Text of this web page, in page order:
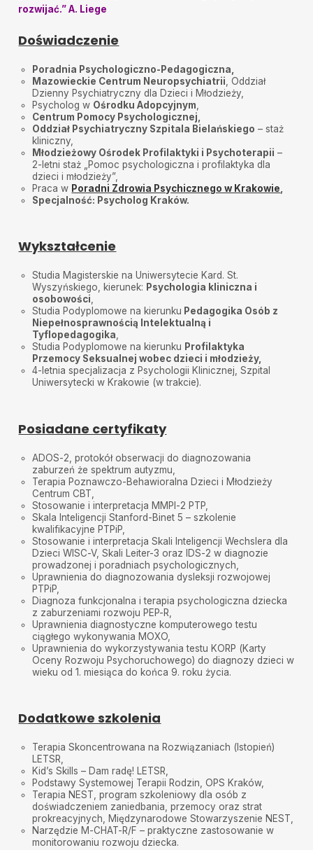
rozwijać.” A. Liege
Doświadczenie
Poradnia Psychologiczno-Pedagogiczna,
Mazowieckie Centrum Neuropsychiatrii , Oddział
Dzienny Psychiatryczny dla Dzieci i Młodzieży,
Psycholog w Ośrodku Adopcyjnym
Centrum Pomocy Psychologicznej,
Oddział Psychiatryczny Szpitala Bielańskiego – staż
kliniczny,
Młodzieżowy Ośrodek Profilaktyki i Psychoterapii –
2-letni staż „Pomoc psychologiczna i profilaktyka dla
dzieci i młodzieży”,
Praca w Poradni Zdrowia Psychicznego w Krakowie
Specjalność: Psycholog Kraków.
Wykształcenie
Studia Magisterskie na Uniwersytecie Kard. St.
Wyszyńskiego, kierunek: Psychologia kliniczna i
osobowości
Studia Podyplomowe na kierunku Pedagogika Osób z
Niepełnosprawnością Intelektualną i
Tyflopedagogika
Studia Podyplomowe na kierunku Profilaktyka
Przemocy Seksualnej wobec dzieci i młodzieży,
4-letnia specjalizacja z Psychologii Klinicznej, Szpital
Uniwersytecki w Krakowie (w trakcie).
Posiadane certyfikaty
ADOS-2, protokół obserwacji do diagnozowania
zaburzeń że spektrum autyzmu,
Terapia Poznawczo-Behawioralna Dzieci i Młodzieży
Centrum CBT,
Stosowanie i interpretacja MMPI-2 PTP,
Skala Inteligencji Stanford-Binet 5 – szkolenie
kwalifikacyjne PTPiP,
Stosowanie i interpretacja Skali Inteligencji Wechslera dla
Dzieci WISC-V, Skali Leiter-3 oraz IDS-2 w diagnozie
prowadzonej i poradniach psychologicznych,
Uprawnienia do diagnozowania dysleksji rozwojowej
PTPiP,
Diagnoza funkcjonalna i terapia psychologiczna dziecka
z zaburzeniami rozwoju PEP-R,
Uprawnienia diagnostyczne komputerowego testu
ciągłego wykonywania MOXO,
Uprawnienia do wykorzystywania testu KORP (Karty
Oceny Rozwoju Psychoruchowego) do diagnozy dzieci w
wieku od 1. miesiąca do końca 9. roku życia.
Dodatkowe szkolenia
Terapia Skoncentrowana na Rozwiązaniach (Istopień)
LETSR,
Kid’s Skills – Dam radę! LETSR,
Podstawy Systemowej Terapii Rodzin, OPS Kraków,
Terapia NEST, program szkoleniowy dla osób z
doświadczeniem zaniedbania, przemocy oraz strat
prokreacyjnych, Międzynarodowe Stowarzyszenie NEST,
Narzędzie M-CHAT-R/F – praktyczne zastosowanie w
monitorowaniu rozwoju dziecka.